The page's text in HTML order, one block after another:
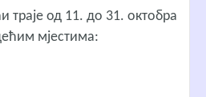
од 11. до 31. октобра
мјестима: